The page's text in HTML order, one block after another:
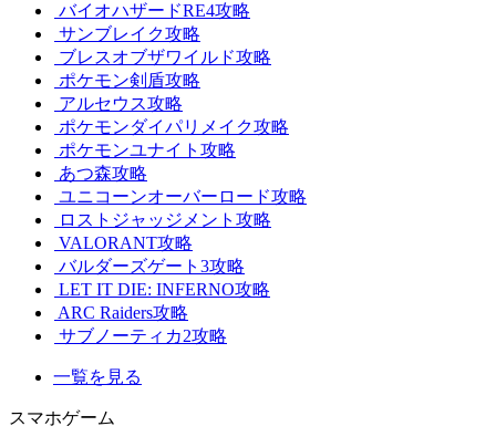
バイオハザードRE4攻略
サンブレイク攻略
ブレスオブザワイルド攻略
ポケモン剣盾攻略
アルセウス攻略
ポケモンダイパリメイク攻略
ポケモンユナイト攻略
あつ森攻略
ユニコーンオーバーロード攻略
ロストジャッジメント攻略
VALORANT攻略
バルダーズゲート3攻略
LET IT DIE: INFERNO攻略
ARC Raiders攻略
サブノーティカ2攻略
一覧を見る
スマホゲーム